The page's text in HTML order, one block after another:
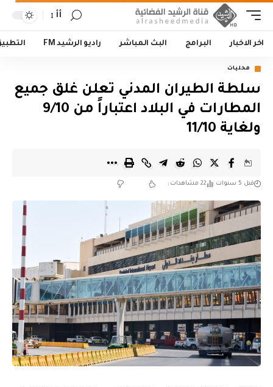
أأ
اخر الاخبار البرامج البث المباشر راديو الرشيد FM
محليات
سلطة الطيران المدني تعلن غلق جميع
المطارات في البلاد اعتباراً من 9/10
ولغاية 11/10
قبل 5 سنوات 22 مشاهدات